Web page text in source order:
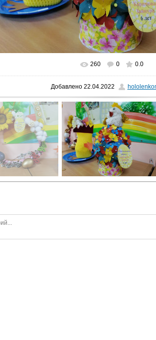
В реальном размере 1280x960
260 0 0.0
Добавлено22.04.2022